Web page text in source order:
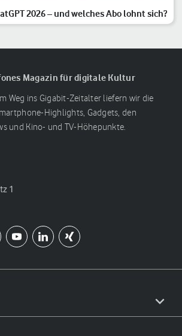
2026 – und welches Abo lohnt sich?
Magazin für digitale Kultur
Weg ins Gigabit-Zeitalter liefern wir die
Highlights, Gadgets, den
und Kino- und TV-Höhepunkte.
1